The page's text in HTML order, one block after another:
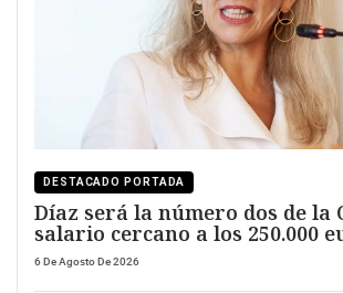
DESTACADO PORTADA
Díaz será la número dos de la
salario cercano a los 250.000
6 De Agosto De 2026